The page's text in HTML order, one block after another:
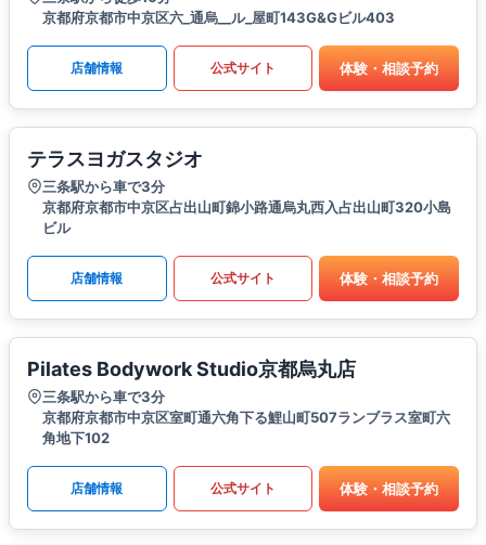
京都府京都市中京区六_通烏__ル_屋町143G&Gビル403
店舗情報 公式サイト 体験・相談予約
テラスヨガスタジオ
三条駅から車で3分
京都府京都市中京区占出山町錦小路通烏丸西入占出山町320小島
ビル
店舗情報 公式サイト 体験・相談予約
Pilates Bodywork Studio京都烏丸店
三条駅から車で3分
京都府京都市中京区室町通六角下る鯉山町507ランブラス室町六
角地下102
店舗情報 公式サイト 体験・相談予約